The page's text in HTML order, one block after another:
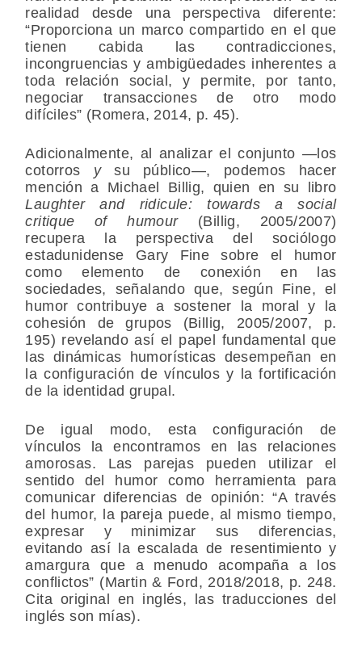
realidad desde una perspectiva diferente:
“Proporciona un marco compartido en el que
tienen cabida las contradicciones,
incongruencias y ambigüedades inherentes a
toda relación social, y permite, por tanto,
negociar transacciones de otro modo
difíciles” (Romera, 2014, p. 45).
Adicionalmente, al analizar el conjunto —los
cotorros ysu público—, podemos hacer
mención a Michael Billig, quien en su libro
Laughter and ridicule: towards a social
critique of humour (Billig, 2005/2007)
recupera la perspectiva del sociólogo
estadunidense Gary Fine sobre el humor
como elemento de conexión en las
sociedades, señalando que, según Fine, el
humor contribuye a sostener la moral y la
cohesión de grupos (Billig, 2005/2007, p.
195) revelando así el papel fundamental que
las dinámicas humorísticas desempeñan en
la configuración de vínculos y la fortificación
de la identidad grupal.
De igual modo, esta configuración de
vínculos la encontramos en las relaciones
amorosas. Las parejas pueden utilizar el
sentido del humor como herramienta para
comunicar diferencias de opinión: “A través
del humor, la pareja puede, al mismo tiempo,
expresar y minimizar sus diferencias,
evitando así la escalada de resentimiento y
amargura que a menudo acompaña a los
conflictos” (Martin & Ford, 2018/2018, p. 248.
Cita original en inglés, las traducciones del
inglés son mías).